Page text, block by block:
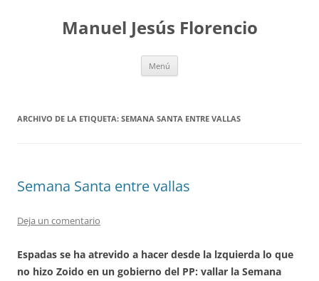
contenidoManuel Jesús Florencio
Menú
ARCHIVO DE LA ETIQUETA: SEMANA SANTA ENTRE VALLAS
Semana Santa entre vallas
Deja un comentario
Espadas se ha atrevido a hacer desde la lzquierda lo que
no hizo Zoido en un gobierno del PP: vallar la Semana